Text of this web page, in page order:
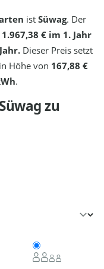
istSüwag. Der
1.967,38 € im 1. Jahr
Dieser Preis setzt
Höhe von 167,88 €
.
Süwagzu